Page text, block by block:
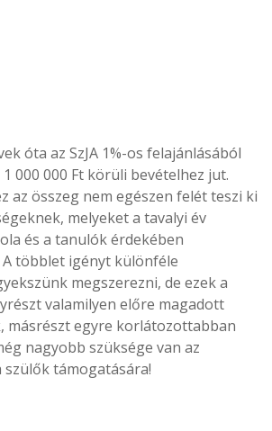
óta az SzJA 1%-os felajánlásából
000 000 Ft körüli bevételhez jut.
az összeg nem egészen felét teszi ki
melyeket a tavalyi év
és a tanulók érdekében
többlet igényt különféle
megszerezni, de ezek a
valamilyen előre magadott
másrészt egyre korlátozottabban
nagyobb szüksége van az
támogatására!